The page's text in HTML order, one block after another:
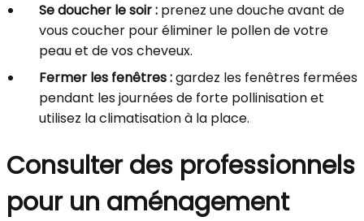
Se doucher le soir : prenez une douche avant de
vous coucher pour éliminer le pollen de votre
peau et de vos cheveux.
Fermer les fenêtres :gardez les fenêtres fermées
pendant les journées de forte pollinisation et
utilisez la climatisation à la place.
Consulter des professionnels
pour un aménagement